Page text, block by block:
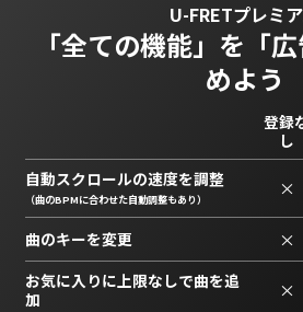
U-FRETプレミ
「全ての機能」を 「
めよう
登録
し
自動スクロールの速度を調整
（曲のBPMに合わせた自動調整もあり） ×
曲のキーを変更 ×
お気に入りに上限なしで曲を追
加
×